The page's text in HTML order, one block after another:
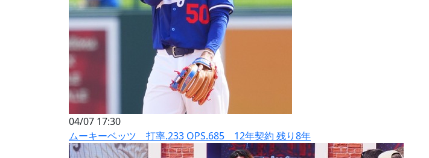
04/07 17:30
ムーキーベッツ 打率.233 OPS.685 12年契約 残り8年